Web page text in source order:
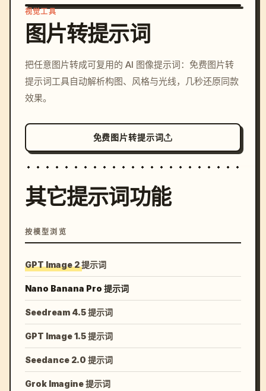
c, cyberpunk sunset, neon
colors, 8k --v 6.0
视觉工具
图片转提示词
把任意图片转成可复用的 AI 图像提示词：免费图片转
提示词工具自动解析构图、风格与光线，几秒还原同款
效果。
免费图片转提示词
其它提示词功能
按模型浏览
GPT Image 2 提示词
Nano Banana Pro 提示词
Seedream 4.5 提示词
GPT Image 1.5 提示词
Seedance 2.0 提示词
Grok Imagine 提示词